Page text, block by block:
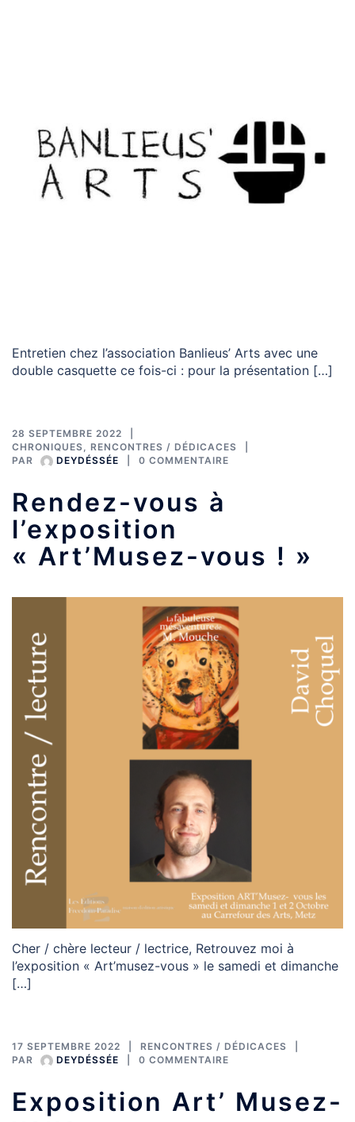
Entretien chez l’association Banlieus’ Arts avec une
double casquette ce fois-ci : pour la présentation […]
28 SEPTEMBRE 2022
CHRONIQUES, RENCONTRES / DÉDICACES
PAR
DEYDÉSSÉE 0 COMMENTAIRE
Rendez-vous à
l’exposition
« Art’Musez-vous ! »
Cher / chère lecteur / lectrice, Retrouvez moi à
l’exposition « Art’musez-vous » le samedi et dimanche
[…]
17 SEPTEMBRE 2022
RENCONTRES / DÉDICACES
PAR
DEYDÉSSÉE 0 COMMENTAIRE
Exposition Art’ Musez-